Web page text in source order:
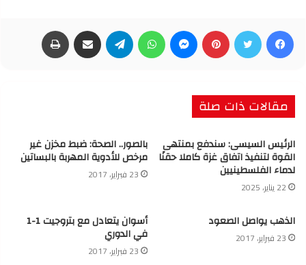
فيسبوك تويتر بينتيريست ماسنجر واتساب تيلقرام مشاركة عبر البريد
مقالات ذات صلة
الرئيس السيسى: سندفع بمنتهى
القوة لتنفيذ اتفاق غزة كاملا حقنًا
لدماء الفلسطينيين
22 يناير، 2025
بالصور.. الصحة: ضبط مخزن غير
مرخص للأدوية المهربة بالبساتين
23 فبراير، 2017
الذهب يواصل الصعود
23 فبراير، 2017
أسوان يتعادل مع بتروجيت 1-1
في الدوري
23 فبراير، 2017